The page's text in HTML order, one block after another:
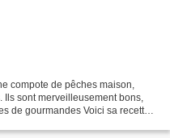
compote de pêches maison,
Ils sont merveilleusement bons,
de gourmandes Voici sa recette :